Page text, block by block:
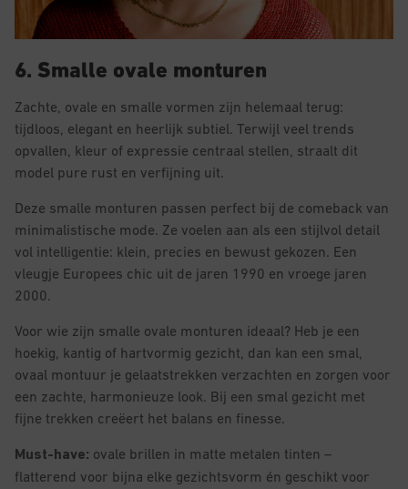
6. Smalle ovale monturen
Zachte, ovale en smalle vormen zijn helemaal terug:
tijdloos, elegant en heerlijk subtiel. Terwijl veel trends
opvallen, kleur of expressie centraal stellen, straalt dit
model pure rust en verfijning uit.
Deze smalle monturen passen perfect bij de comeback van
minimalistische mode. Ze voelen aan als een stijlvol detail
vol intelligentie: klein, precies en bewust gekozen. Een
vleugje Europees chic uit de jaren 1990 en vroege jaren
2000.
Voor wie zijn smalle ovale monturen ideaal? Heb je een
hoekig, kantig of hartvormig gezicht, dan kan een smal,
ovaal montuur je gelaatstrekken verzachten en zorgen voor
een zachte, harmonieuze look. Bij een smal gezicht met
fijne trekken creëert het balans en finesse.
Must-have: ovale brillen in matte metalen tinten –
flatterend voor bijna elke gezichtsvorm én geschikt voor